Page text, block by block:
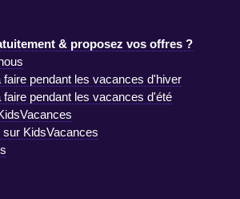
& proposez vos offres ?
faire pendant les vacances d'hiver
faire pendant les vacances d'été
sur KidsVacances